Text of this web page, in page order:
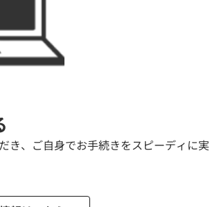
き、ご自身でお手続きをスピーディに実